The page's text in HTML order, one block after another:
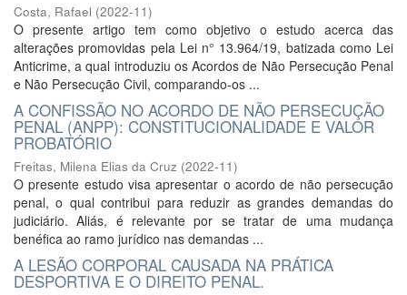
Costa, Rafael (2022-11)
O presente artigo tem como objetivo o estudo acerca das
alterações promovidas pela Lei n° 13.964/19, batizada como Lei
Anticrime, a qual introduziu os Acordos de Não Persecução Penal
e Não Persecução Civil, comparando-os ...
A CONFISSÃO NO ACORDO DE NÃO PERSECUÇÃO
PENAL (ANPP): CONSTITUCIONALIDADE E VALOR
PROBATÓRIO
Freitas, Milena Elias da Cruz (2022-11)
O presente estudo visa apresentar o acordo de não persecução
penal, o qual contribui para reduzir as grandes demandas do
judiciário. Aliás, é relevante por se tratar de uma mudança
benéfica ao ramo jurídico nas demandas ...
A LESÃO CORPORAL CAUSADA NA PRÁTICA
DESPORTIVA E O DIREITO PENAL.